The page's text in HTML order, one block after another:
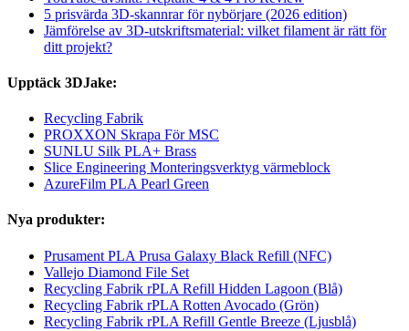
5 prisvärda 3D-skannrar för nybörjare (2026 edition)
Jämförelse av 3D-utskriftsmaterial: vilket filament är rätt för
ditt projekt?
Upptäck 3DJake:
Recycling Fabrik
PROXXON Skrapa För MSC
SUNLU Silk PLA+ Brass
Slice Engineering Monteringsverktyg värmeblock
AzureFilm PLA Pearl Green
Nya produkter:
Prusament PLA Prusa Galaxy Black Refill (NFC)
Vallejo Diamond File Set
Recycling Fabrik rPLA Refill Hidden Lagoon (Blå)
Recycling Fabrik rPLA Rotten Avocado (Grön)
Recycling Fabrik rPLA Refill Gentle Breeze (Ljusblå)